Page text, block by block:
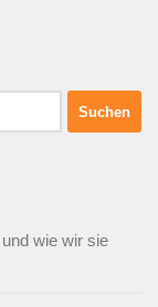
wie wir sie